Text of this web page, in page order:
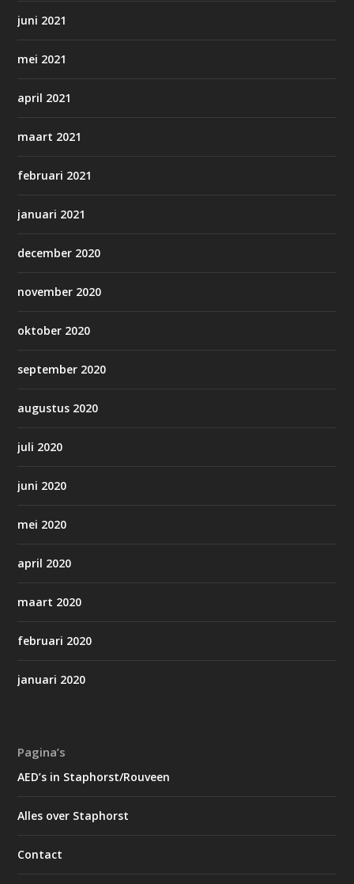
juni 2021
mei 2021
april 2021
maart 2021
februari 2021
januari 2021
december 2020
november 2020
oktober 2020
september 2020
augustus 2020
juli 2020
juni 2020
mei 2020
april 2020
maart 2020
februari 2020
januari 2020
Pagina’s
AED’s in Staphorst/Rouveen
Alles over Staphorst
Contact